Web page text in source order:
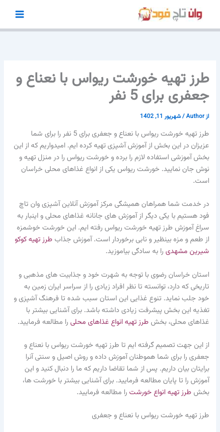
محتوا
طرز تهیه خورشت ریواس با نعناع و
جعفری برای 5 نفر
ازAuthor
/شهریور 11, 1402
طرز تهیه خورشت ریواس با نعناع و جعفری برای 5 نفر را برای شما
عزیزان در این بخش از آموزش آشپزی تهیه کرده ایم. امیدواریم که از این
بخش آموزشی استفاده لازم را برده و خورشت ریواس را در منزل تهیه و
نوش جان نمایید. خورشت ریواس یکی از انواع غذاهای محلی خراسان
است.
در خدمت شما همراهان همیشگی مرکز آموزش آنلاین آشپزی وان تاچ
فود هستیم با یکی دیگر از آموزش های جانانه غذاهای محلی و اینبار به
سراغ آموزش طرز تهیه خورشت ریواس رفته ایم. این خورشت خوشمزه
از طعم و مزه بینظیر و نابی برخوردار است. آموزش جذاب طرز تهیه کوکو
شیرین مشهدیرا به سادگی بیاموزید.
استان خراسان رضوی با توجه به شهرت خود و جذابیت های مذهبی و
تاریخی که دارد، توانسته تا نظر افراد زیادی را از سراسر ایران زمین به
خود جلب نماید. تنوع غذایی این استان سبب شده تا فرهنگ آشپزی و
تغذیه این بخش پیشرفت زیادی داشته باشد. برای آشنایی بیشتر با
غذاهای محلی، بخش طرز تهیه انواع غذاهای محلیرا مطالعه فرمایید.
از این جهت تصمیم گرفته ایم تا طرز تهیه خورشت ریواس با نعناع و
جعفری را برای شما هموطنان آموزش داده و روش اصیل و سنتی آنرا
برایتان بیان داریم. پس از شما تقاضا داریم که ما را دنبال کنید و این
آموزش را تا پایان مطالعه فرمایید. برای آشنایی بیشتر با خورشت ها،
بخش طرز تهیه انواع خورشترا مطالعه فرمایید.
طرز تهیه خورشت ریواس با نعناع و جعفری